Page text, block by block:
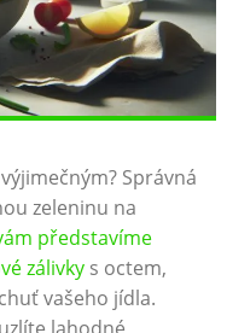
Správná
zeleninu na
představíme
zálivkys octem,
‌vašeho jídla.